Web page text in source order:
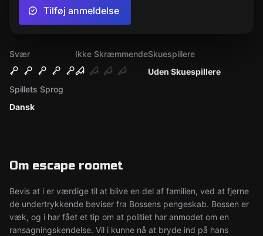
Svær
Ikke Skræmmende
Uden Skuespillere
Skuespillere
Dansk
Spillets Sprog
Om escape roomet
Bevis at i er værdige til at blive en del af familien, ved at fjerne
de undertrykkende beviser fra Bossens pengeskab. Bossen er
væk, og i har fået et tip om at politiet har anmodet om en
ransagningskendelse. Vil i kunne nå at bryde ind på hans
Tilføj anmeldelse